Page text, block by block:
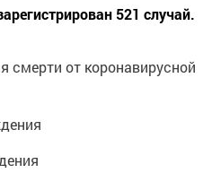
521 случай.
смерти от коронавирусной